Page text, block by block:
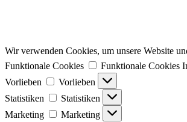
Wir verwenden Cookies, um unsere Website
Funktionale Cookies
Funktionale Cookies
Vorlieben
Vorlieben
Statistiken
Statistiken
Marketing
Marketing